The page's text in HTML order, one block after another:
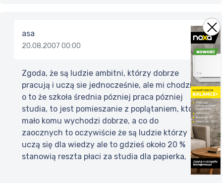
asa
20.08.2007 00:00
Zgoda, że są ludzie ambitni, którzy dobrze
pracują i uczą sie jednocześnie, ale mi chodziło
o to że szkoła średnia pózniej praca pózniej
studia, to jest pomieszanie z poplątaniem, które
mało komu wychodzi dobrze, a co do
zaocznych to oczywiście że są ludzie którzy
uczą się dla wiedzy ale to gdzieś około 20 %
stanowią reszta płaci za studia dla papierka,